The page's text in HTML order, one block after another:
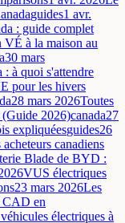
guides1 avr.
: guide complet
VÉ à la maison au
30 mars
à quoi s'attendre
pour les hivers
28 mars 2026Toutes
2026)canada27
expliquéesguides26
canadiens
Blade de BYD :
VUS électriques
23 mars 2026Les
CAD en
électriques à